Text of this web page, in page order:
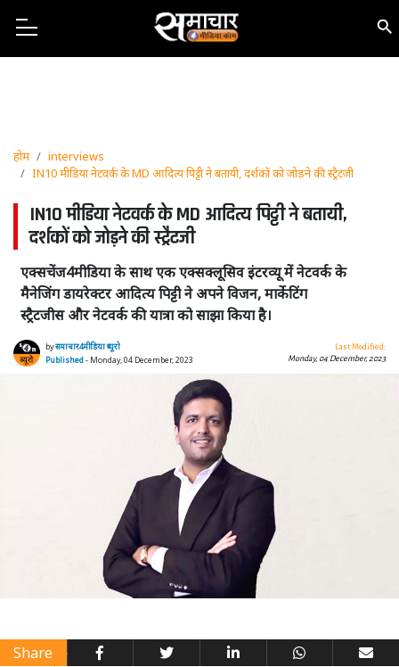
होम
interviews
IN10 मीडिया नेटवर्क के MD आदित्य पिट्टी ने बतायी, दर्शकों को जोड़ने की स्ट्रैटजी
IN10 मीडिया नेटवर्क के MD आदित्य पिट्टी ने बतायी,
दर्शकों को जोड़ने की स्ट्रैटजी
एक्सचेंज4मीडिया के साथ एक एक्सक्लूसिव इंटरव्यू में नेटवर्क के
मैनेजिंग डायरेक्टर आदित्य पिट्टी ने अपने विजन, मार्केटिंग
स्ट्रैटजीस और नेटवर्क की यात्रा को साझा किया है।
byसमाचार4मीडिया ब्यूरो
Published- Monday, 04 December, 2023
Last Modified:
Monday, 04 December, 2023
Share